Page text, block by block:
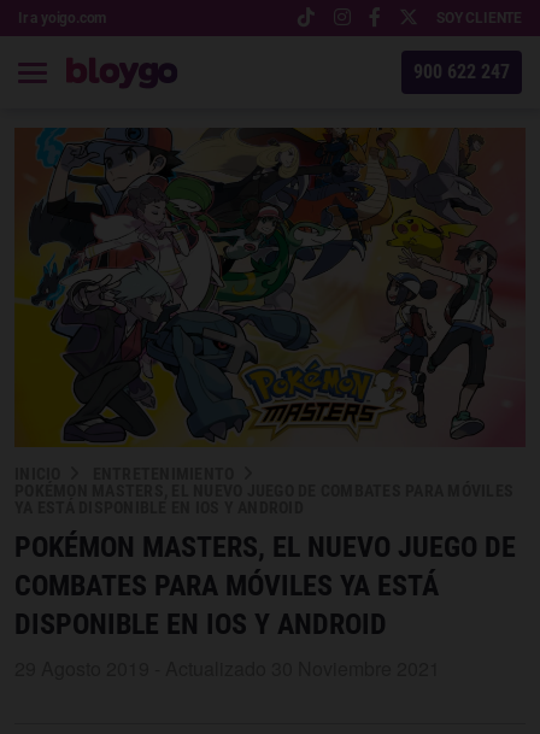
Ir a yoigo.com SOY CLIENTE
900 622 247
POKÉMON MASTERS, EL NUEVO JUEGO DE
COMBATES PARA MÓVILES YA ESTÁ
DISPONIBLE EN IOS Y ANDROID